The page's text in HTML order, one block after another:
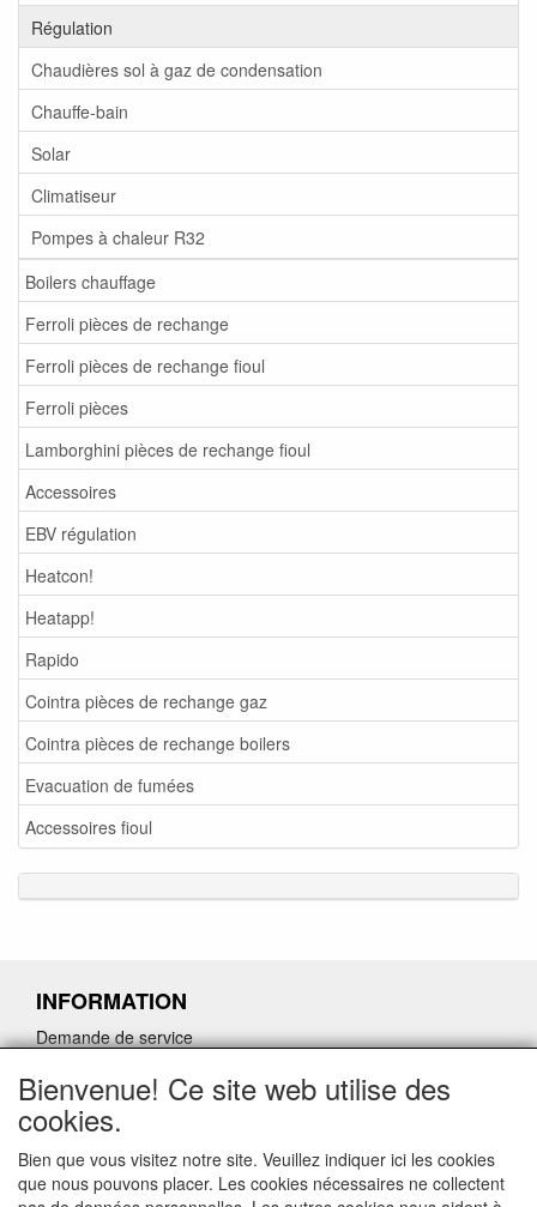
Régulation
Chaudières sol à gaz de condensation
Chauffe-bain
Solar
Climatiseur
Pompes à chaleur R32
Boilers chauffage
Ferroli pièces de rechange
Ferroli pièces de rechange fioul
Ferroli pièces
Lamborghini pièces de rechange fioul
Accessoires
EBV régulation
Heatcon!
Heatapp!
Rapido
Cointra pièces de rechange gaz
Cointra pièces de rechange boilers
Evacuation de fumées
Accessoires fioul
INFORMATION
Demande de service
Demander un lien d'annulation
Bienvenue! Ce site web utilise des
cookies.
Bien que vous visitez notre site. Veuillez indiquer ici les cookies
que nous pouvons placer. Les cookies nécessaires ne collectent